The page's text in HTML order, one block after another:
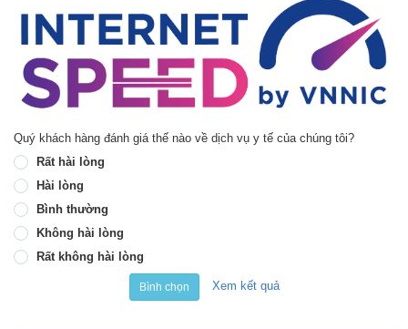
Quý khách hàng đánh giá thế nào về dịch vụ y tế của chúng tôi?
Rất hài lòng
Hài lòng
Bình thường
Không hài lòng
Rất không hài lòng
Bình chọn Xem kết quả